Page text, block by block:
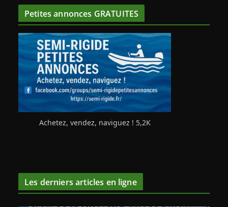
Petites annonces GRATUITES
Achetez, vendez, naviguez ! 5,2K
Les derniers articles en ligne